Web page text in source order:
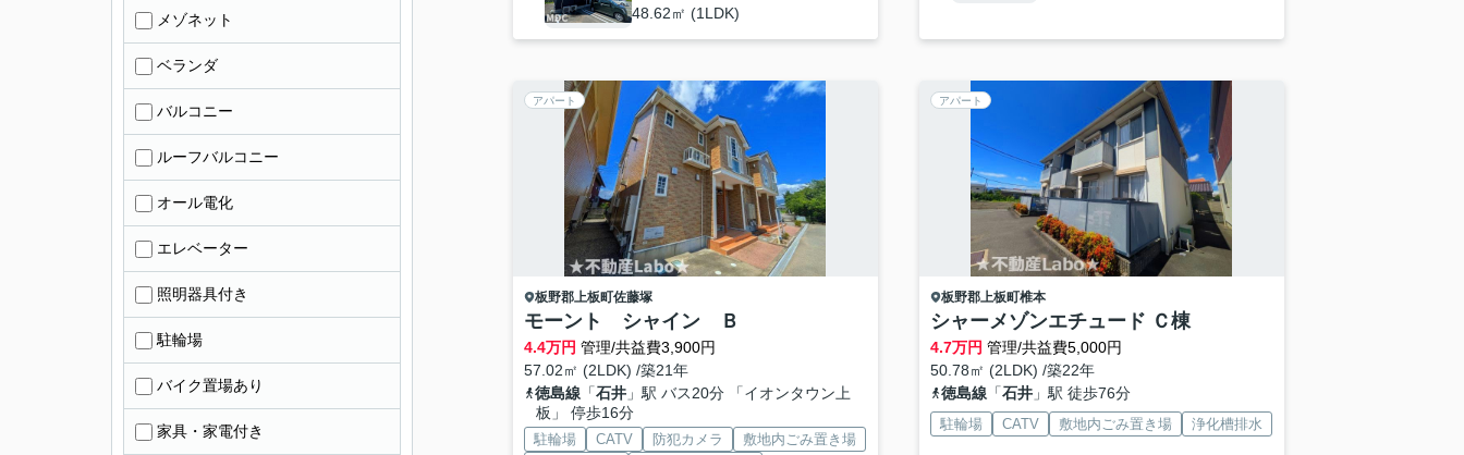
48.62㎡ (1LDK)
アパート
板野郡上板町佐藤塚
モーント シャイン Ｂ
4.4万円 管理/共益費3,900円
57.02㎡ (2LDK) /築21年
徳島線「石井」駅 バス20分 「イオンタウン上
板」 停歩16分
駐輪場 CATV 防犯カメラ
敷地内ごみ置き場
アパート
板野郡上板町椎本
シャーメゾンエチュード Ｃ棟
4.7万円 管理/共益費5,000円
50.78㎡ (2LDK) /築22年
徳島線「石井」駅 徒歩76分
駐輪場 CATV 敷地内ごみ置き場 浄化槽排水
メゾネット
ベランダ
バルコニー
ルーフバルコニー
オール電化
エレベーター
照明器具付き
駐輪場
バイク置場あり
家具・家電付き